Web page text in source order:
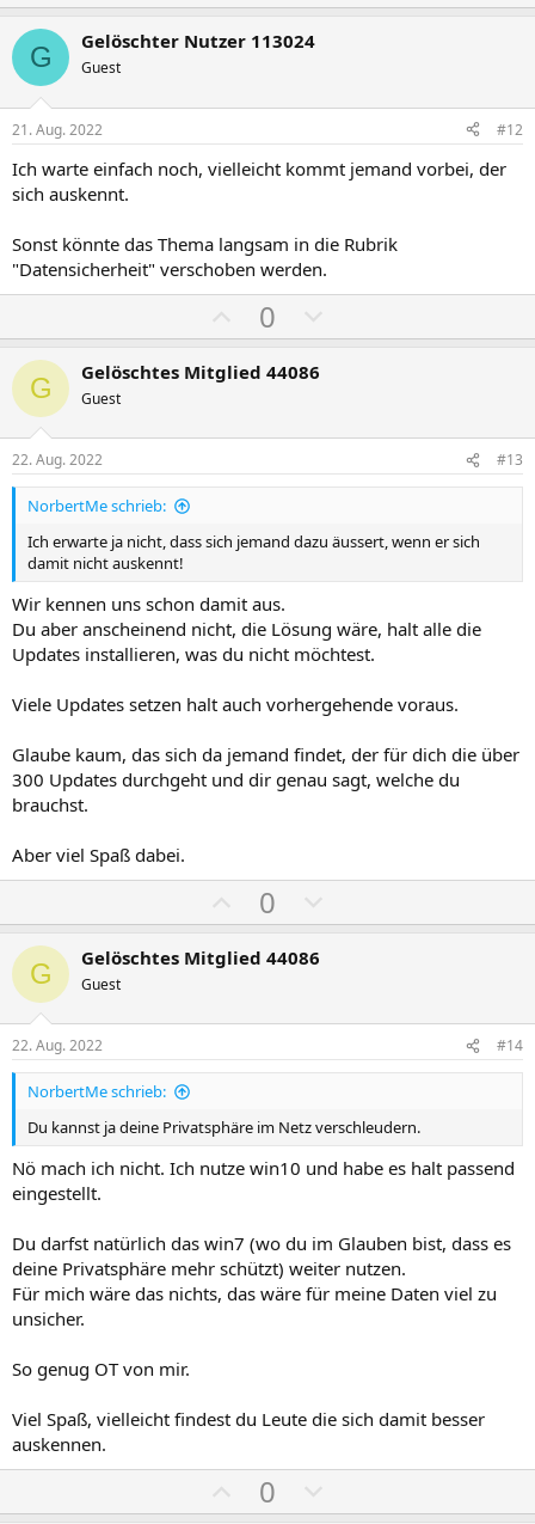
o
s
t
v
e
t
i
m
m
e
t
v
e
t
m
m
G Gelöschter Nutzer 113024
Guest
21. Aug. 2022 #12
Ich warte einfach noch, vielleicht kommt jemand vorbei, der
sich auskennt.
Sonst könnte das Thema langsam in die Rubrik
"Datensicherheit" verschoben werden.
o
s
t
v
S
t
i
m
m
0
e
t
v
S
t
m
m
G Gelöschtes Mitglied 44086
Guest
22. Aug. 2022 #13
NorbertMe schrieb:
Ich erwarte ja nicht, dass sich jemand dazu äussert, wenn er sich
damit nicht auskennt!
Wir kennen uns schon damit aus.
Du aber anscheinend nicht, die Lösung wäre, halt alle die
Updates installieren, was du nicht möchtest.
Viele Updates setzen halt auch vorhergehende voraus.
Glaube kaum, das sich da jemand findet, der für dich die über
300 Updates durchgeht und dir genau sagt, welche du
brauchst.
Aber viel Spaß dabei.
o
s
t
v
S
t
i
m
e
0
e
t
v
S
t
i
m
e
G Gelöschtes Mitglied 44086
Guest
22. Aug. 2022 #14
NorbertMe schrieb:
Du kannst ja deine Privatsphäre im Netz verschleudern.
Nö mach ich nicht. Ich nutze win10 und habe es halt passend
eingestellt.
Du darfst natürlich das win7 (wo du im Glauben bist, dass es
deine Privatsphäre mehr schützt) weiter nutzen.
Für mich wäre das nichts, das wäre für meine Daten viel zu
unsicher.
So genug OT von mir.
Viel Spaß, vielleicht findest du Leute die sich damit besser
auskennen.
0